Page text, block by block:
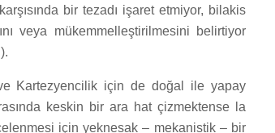
bir tezadı işaret etmiyor, bilakis
veya mükemmelleştirilmesini belirtiyor
Kartezyencilik için de doğal ile yapay
keskin bir ara hat çizmektense la
için yeknesak – mekanistik – bir